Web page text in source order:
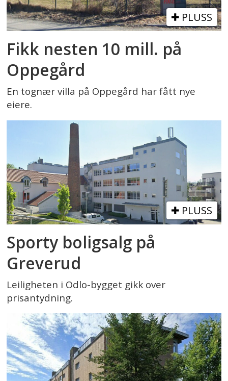
PLUSS
Fikk nesten 10 mill. på
Oppegård
En tognær villa på Oppegård har fått nye
eiere.
PLUSS
Sporty boligsalg på
Greverud
Leiligheten i Odlo-bygget gikk over
prisantydning.